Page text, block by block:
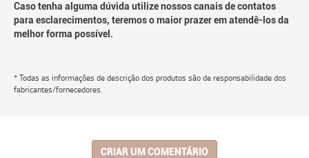
Caso tenha alguma dúvida utilize nossos canais de contatos
para esclarecimentos, teremos o maior prazer em atendê-los da
melhor forma possível.
* Todas as informações de descrição dos produtos são de responsabilidade dos
fabricantes/fornecedores.
CRIAR UM COMENTÁRIO